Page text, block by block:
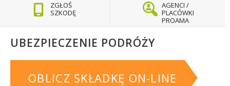
UBEZPIECZENIE PODRÓŻY
OBLICZ SKŁADKĘ ON-LINE
ZGŁOŚ
SZKODĘ
AGENCI /
PLACÓWKI
PROAMA